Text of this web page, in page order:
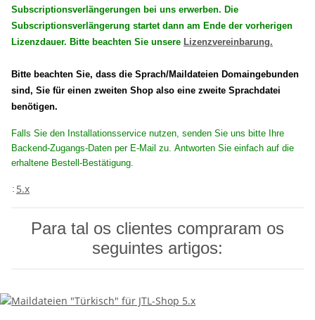
Subscriptionsverlängerungen bei uns erwerben. Die
Subscriptionsverlängerung startet dann am Ende der vorherigen
Lizenzdauer. Bitte beachten Sie unsere Lizenzvereinbarung.
Bitte beachten Sie, dass die Sprach/Maildateien Domaingebunden
sind, Sie für einen zweiten Shop also eine zweite Sprachdatei
benötigen.
Falls Sie den Installationsservice nutzen, senden Sie uns bitte Ihre
Backend-Zugangs-Daten per E-Mail zu. Antworten Sie einfach auf die
erhaltene Bestell-Bestätigung.
: 5.x
Para tal os clientes compraram os
seguintes artigos: